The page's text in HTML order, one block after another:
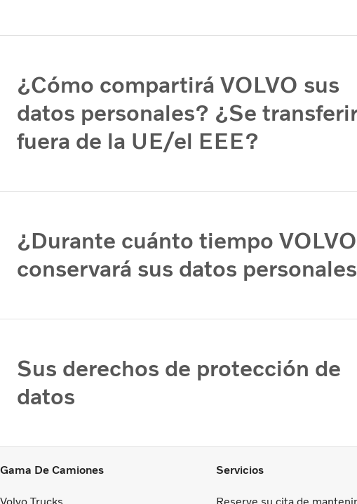
¿Cómo compartirá VOLVO sus
datos personales? ¿Se
fuera de la UE/el EEE?
¿Durante cuánto tiempo VOLVO
conservará sus datos
Sus derechos de protección de
datos
Gama De Camiones Servicios